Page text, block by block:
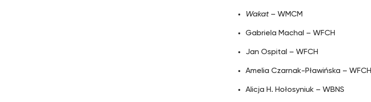
Wakat – WMCM
Gabriela Machal – WFCH
Jan Ospital – WFCH
Amelia Czarnak-Pławińska – WFCH
Alicja H. Hołosyniuk – WBNS